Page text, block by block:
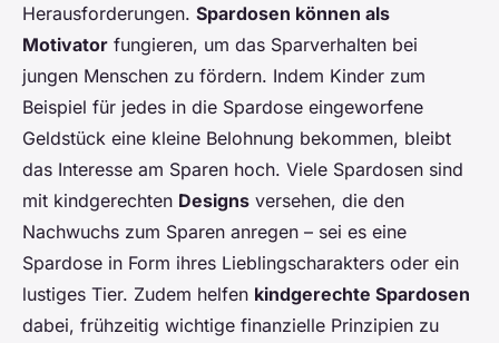
Herausforderungen. Spardosen können als
Motivator fungieren, um das Sparverhalten bei
jungen Menschen zu fördern. Indem Kinder zum
Beispiel für jedes in die Spardose eingeworfene
Geldstück eine kleine Belohnung bekommen, bleibt
das Interesse am Sparen hoch. Viele Spardosen sind
mit kindgerechten Designs versehen, die den
Nachwuchs zum Sparen anregen – sei es eine
Spardose in Form ihres Lieblingscharakters oder ein
lustiges Tier. Zudem helfen kindgerechte Spardosen
dabei, frühzeitig wichtige finanzielle Prinzipien zu